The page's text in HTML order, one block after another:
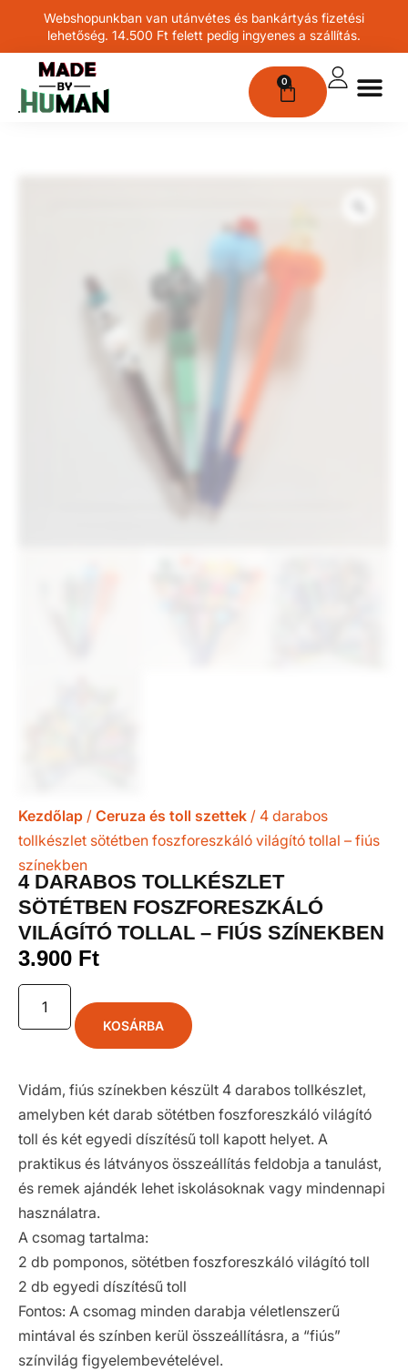
Webshopunkban van utánvétes és bankártyás fizetési
lehetőség. 14.500 Ft felett pedig ingyenes a szállítás.
0
Kezdőlap / Ceruza és toll szettek / 4 darabos
tollkészlet sötétben foszforeszkáló világító tollal – fiús
színekben
4 DARABOS TOLLKÉSZLET
SÖTÉTBEN FOSZFORESZKÁLÓ
VILÁGÍTÓ TOLLAL – FIÚS SZÍNEKBEN
3.900 Ft
KOSÁRBA
Vidám, fiús színekben készült 4 darabos tollkészlet,
amelyben két darab sötétben foszforeszkáló világító
toll és két egyedi díszítésű toll kapott helyet. A
praktikus és látványos összeállítás feldobja a tanulást,
és remek ajándék lehet iskolásoknak vagy mindennapi
használatra.
A csomag tartalma:
2 db pomponos, sötétben foszforeszkáló világító toll
2 db egyedi díszítésű toll
Fontos: A csomag minden darabja véletlenszerű
mintával és színben kerül összeállításra, a “fiús”
színvilág figyelembevételével.